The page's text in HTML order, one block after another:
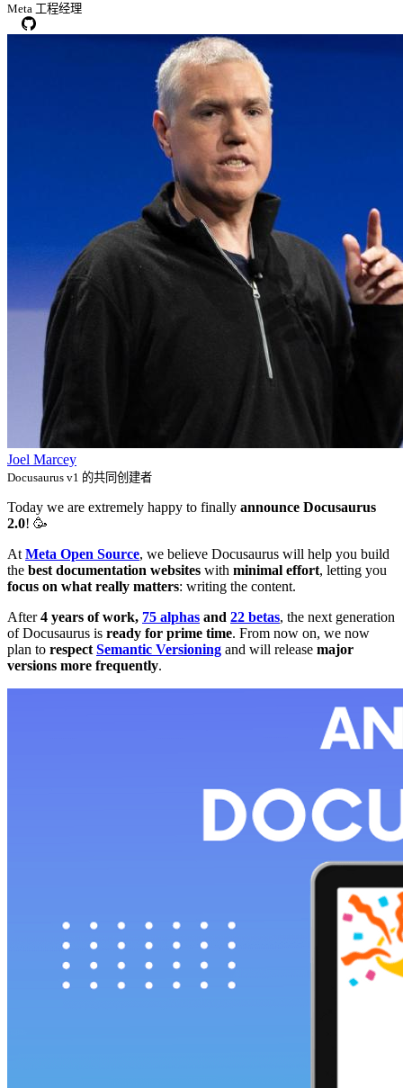
Meta 工程经理
Joel Marcey
Docusaurus v1 的共同创建者
Today we are extremely happy to finally announce Docusaurus
2.0! 🥳️
At Meta Open Source, we believe Docusaurus will help you build
the best documentation websites with minimal effort, letting you
focus on what really matters: writing the content.
After4 years of work, 75 alphas and 22 betas, the next generation
of Docusaurus is ready for prime time. From now on, we now
plan to respect Semantic Versioning and will release major
versions more frequently.